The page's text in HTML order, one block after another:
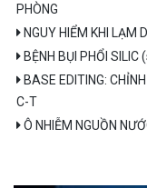
PHÒNG
NGUY HIỂM KHI LẠM
BỆNH BỤI PHỔI SILIC
BASE EDITING:
C-T
Ô NHIỄM NGUỒN